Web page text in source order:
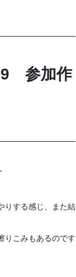
9 参加作
りする感じ、また結
りこみもあるのです